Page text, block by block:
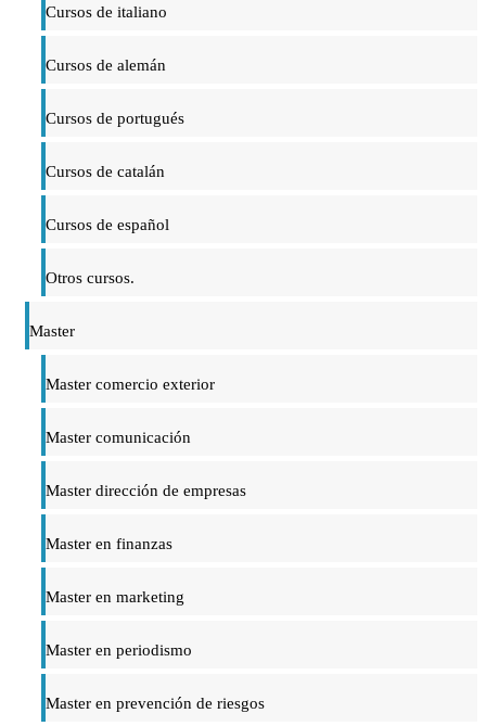
Cursos de italiano
Cursos de alemán
Cursos de portugués
Cursos de catalán
Cursos de español
Otros cursos.
Master
Master comercio exterior
Master comunicación
Master dirección de empresas
Master en finanzas
Master en marketing
Master en periodismo
Master en prevención de riesgos